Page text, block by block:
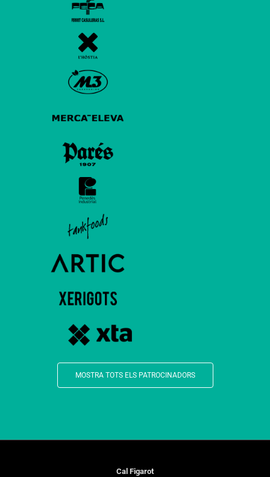
MOSTRA TOTS ELS PATROCINADORS
Cal Figarot